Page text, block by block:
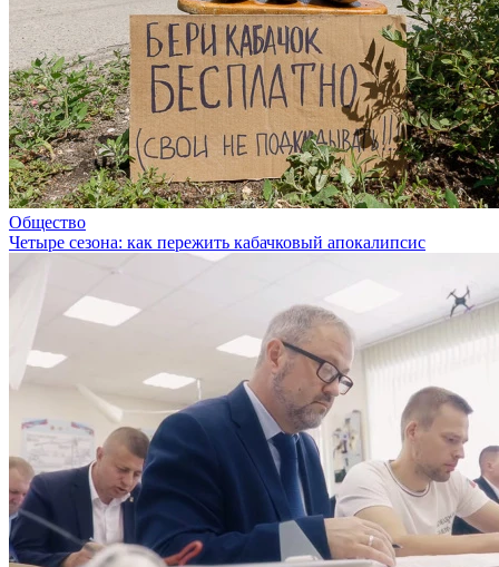
Общество
Четыре сезона: как пережить кабачковый апокалипсис